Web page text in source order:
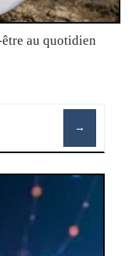
au quotidien